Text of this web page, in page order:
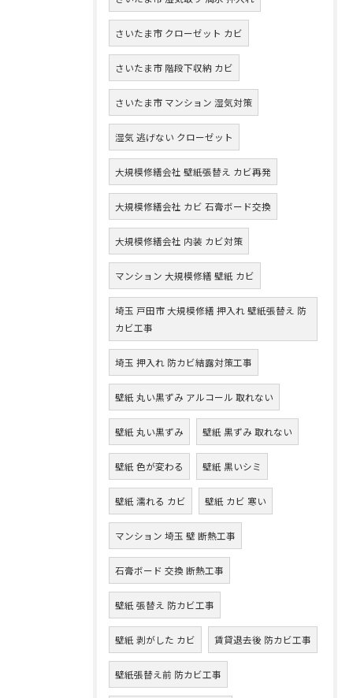
さいたま市 クローゼット カビ
さいたま市 階段下収納 カビ
さいたま市 マンション 湿気対策
湿気 逃げない クローゼット
大規模修繕会社 壁紙張替え カビ再発
大規模修繕会社 カビ 石膏ボード交換
大規模修繕会社 内装 カビ対策
マンション 大規模修繕 壁紙 カビ
埼玉 戸田市 大規模修繕 押入れ 壁紙張替え 防
カビ工事
埼玉 押入れ 防カビ結露対策工事
壁紙 丸い黒ずみ アルコール 取れない
壁紙 丸い黒ずみ 壁紙 黒ずみ 取れない
壁紙 色が変わる 壁紙 黒いシミ
壁紙 濡れる カビ 壁紙 カビ 寒い
マンション 埼玉 壁 断熱工事
石膏ボード 交換 断熱工事
壁紙 張替え 防カビ工事
壁紙 剥がした カビ 賃貸退去後 防カビ工事
壁紙張替え前 防カビ工事